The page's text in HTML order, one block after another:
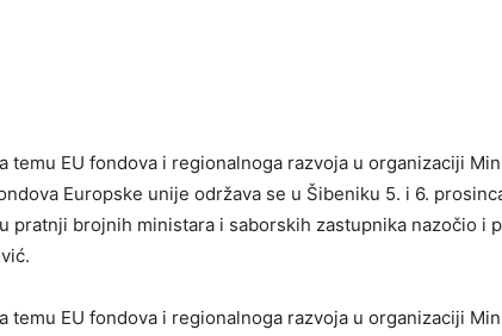
temu EU fondova i regionalnoga razvoja u organizaciji
Europske unije održava se u Šibeniku 5. i 6.
pratnji brojnih ministara i saborskih zastupnika nazočio i
temu EU fondova i regionalnoga razvoja u organizaciji